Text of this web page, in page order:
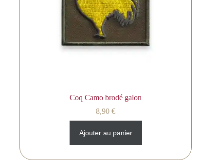
Coq Camo brodé galon
8,90€
Ajouter au panier